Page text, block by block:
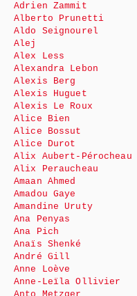
Adrien Zammit
Alberto Prunetti
Aldo Seignourel
Alej
Alex Less
Alexandra Lebon
Alexis Berg
Alexis Huguet
Alexis Le Roux
Alice Bien
Alice Bossut
Alice Durot
Alix Aubert-Pérocheau
Alix Peraucheau
Amaan Ahmed
Amadou Gaye
Amandine Uruty
Ana Penyas
Ana Pich
Anaïs Shenké
André Gill
Anne Loève
Anne-Leïla Ollivier